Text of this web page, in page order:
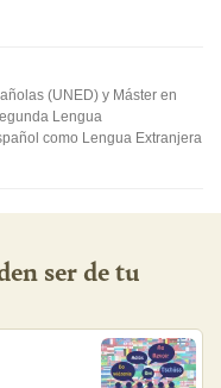
(UNED) y Máster en
Lengua
como Lengua Extranjera
ser de tu